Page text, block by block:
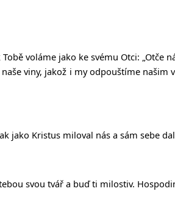
voláme jako ke svému Otci: „Otče
še viny, jakož i my odpouštíme našim
jako Kristus miloval nás a sám sebe
svou tvář a buď ti milostiv.